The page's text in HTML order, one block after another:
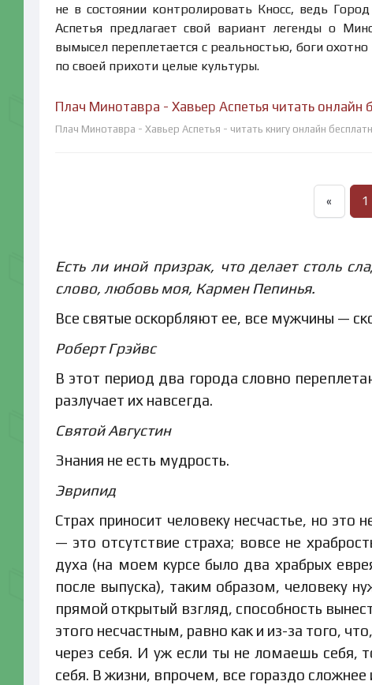
не в состоянии контролировать Кносс, ведь
Аспетья предлагает свой вариант легенды о
вымысел переплетается с реальностью, боги
по своей прихоти целые культуры.
Плач Минотавра - Хавьер Аспетья читать онлайн
Плач Минотавра - Хавьер Аспетья - читать книгу онлайн
« 1
Есть ли иной призрак, что делает столь
слово, любовь моя, Кармен Пепинья.
Все святые оскорбляют ее, все мужчины —
Роберт Грэйвс
В этот период два города словно
разлучает их навсегда.
Святой Августин
Знания не есть мудрость.
Эврипид
Страх приносит человеку несчастье, но это
— это отсутствие страха; вовсе не
духа (на моем курсе было два храбрых
после выпуска), таким образом, человеку
прямой открытый взгляд, способность
этого несчастным, равно как и из-за того,
через себя. И уж если ты не ломаешь себя,
себя. В жизни, впрочем, все гораздо